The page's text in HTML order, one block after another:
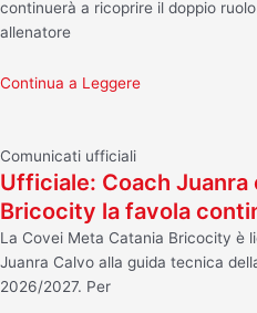
continuerà a ricoprire il doppio
allenatore
Continua a Leggere
Comunicati ufficiali
Ufficiale: Coach Juanra
Bricocity la favola
La Covei Meta Catania Bricocity è
Juanra Calvo alla guida tecnica
2026/2027. Per